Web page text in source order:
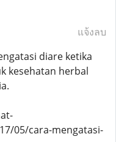
แจ้งลบ
diare ketika
kesehatan herbal
05/cara-mengatasi-